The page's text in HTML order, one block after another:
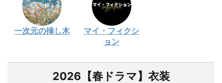
一次元の挿し木
マイ・フィクシ
ョン
2026【春ドラマ】衣装